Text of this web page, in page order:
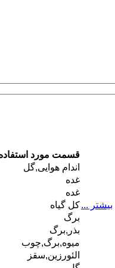
قسمت مورد
اندام هوایی,گل
غده
غده
بیشتر ...کل گیاه
برگ
بذر,برگ
میوه,برگ,چوب
الئورزین,سقز